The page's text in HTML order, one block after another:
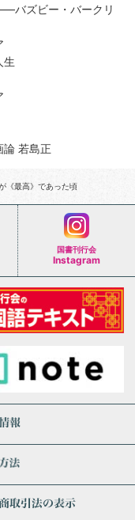
バズビー・バークリ
生
若島正
《最高》であった頃
国書刊行会
Instagram
方針